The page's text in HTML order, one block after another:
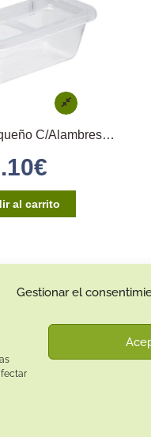
Gestionar el
Comedero pequeño C/Alambres y Huella
€
al carrito
Jiménez 19, Rute,